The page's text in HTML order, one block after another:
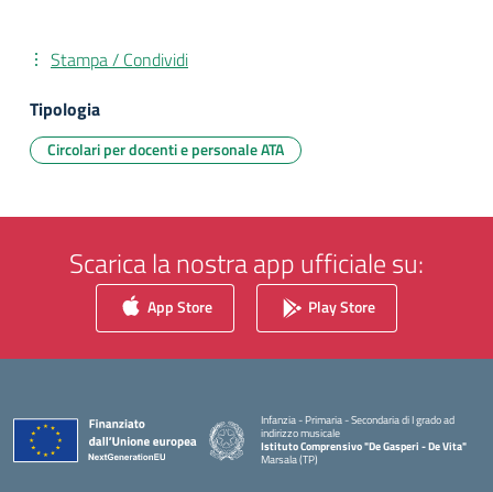
Stampa / Condividi
Tipologia
Circolari per docenti e personale ATA
Scarica la nostra app ufficiale su:
App Store Play Store
Infanzia - Primaria - Secondaria di I grado ad
indirizzo musicale
Istituto Comprensivo "De Gasperi - De Vita"
Marsala (TP)